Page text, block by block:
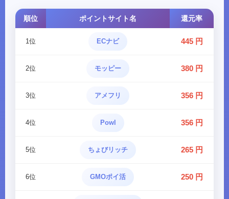
順位 ポイントサイト名 還元率
1位 ECナビ 445 円
2位 モッピー 380 円
3位 アメフリ 356 円
4位 Powl 356 円
5位 ちょびリッチ 265 円
6位 GMOポイ活 250 円